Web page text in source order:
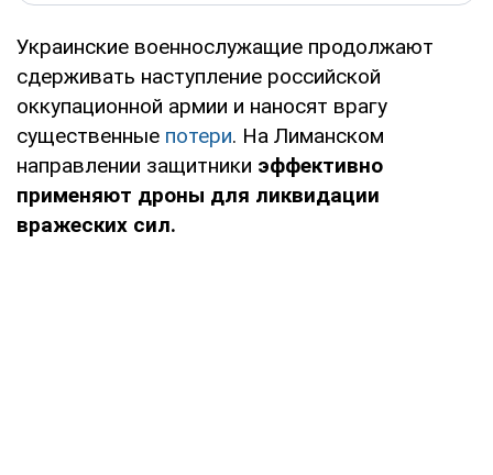
Украинские военнослужащие продолжают
сдерживать наступление российской
оккупационной армии и наносят врагу
существенные потери. На Лиманском
направлении защитники эффективно
применяют дроны для ликвидации
вражеских сил.